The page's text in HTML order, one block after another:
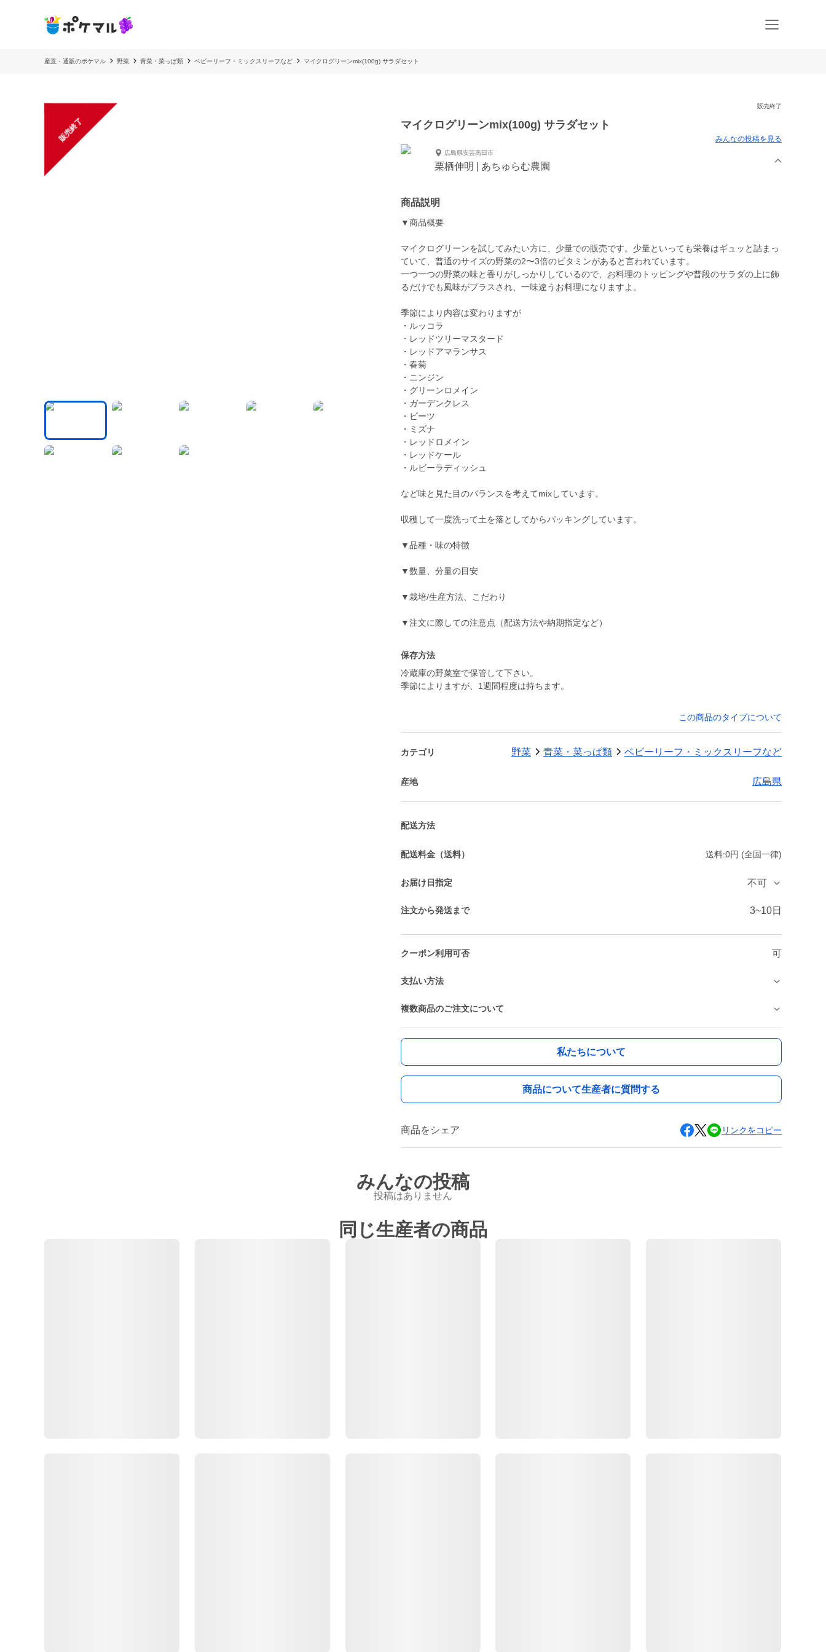
産直・通販のポケマル 野菜 青菜・菜っぱ類 ベビーリーフ・ミックスリーフなど マイクログリーンmix(100g) サラダセット
販売終了
販売終了
マイクログリーンmix(100g) サラダセット
みんなの投稿を見る
広島県安芸高田市
栗栖伸明 | あちゅらむ農園
商品説明
▼商品概要
マイクログリーンを試してみたい方に、少量での販売です。少量といっても栄養はギュッと詰まっ
ていて、普通のサイズの野菜の2〜3倍のビタミンがあると言われています。
一つ一つの野菜の味と香りがしっかりしているので、お料理のトッピングや普段のサラダの上に飾
るだけでも風味がプラスされ、一味違うお料理になりますよ。
季節により内容は変わりますが
・ルッコラ
・レッドツリーマスタード
・レッドアマランサス
・春菊
・ニンジン
・グリーンロメイン
・ガーデンクレス
・ビーツ
・ミズナ
・レッドロメイン
・レッドケール
・ルビーラディッシュ
など味と見た目のバランスを考えてmixしています。
収穫して一度洗って土を落としてからパッキングしています。
▼品種・味の特徴
▼数量、分量の目安
▼栽培/生産方法、こだわり
▼注文に際しての注意点（配送方法や納期指定など）
保存方法
冷蔵庫の野菜室で保管して下さい。
季節によりますが、1週間程度は持ちます。
この商品のタイプについて
カテゴリ 野菜 青菜・菜っぱ類 ベビーリーフ・ミックスリーフなど
産地 広島県
配送方法
配送料金（送料） 送料:0円 (全国一律)
お届け日指定 不可
注文から発送まで 3~10日
クーポン利用可否 可
支払い方法
複数商品のご注文について
私たちについて
商品について生産者に質問する
商品をシェア リンクをコピー
みんなの投稿
投稿はありません
同じ生産者の商品